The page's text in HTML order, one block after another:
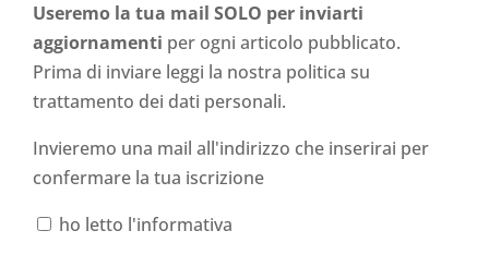
Useremo la tua mail SOLO per inviarti
aggiornamenti per ogni articolo pubblicato.
Prima di inviare leggi la nostra politica su
trattamento dei dati personali.
Invieremo una mail all'indirizzo che inserirai per
confermare la tua iscrizione
ho letto l'informativa